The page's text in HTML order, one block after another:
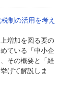
制の活用を考え
増加を図る要の
ている「中小企
その概要と「経
げて解説しま